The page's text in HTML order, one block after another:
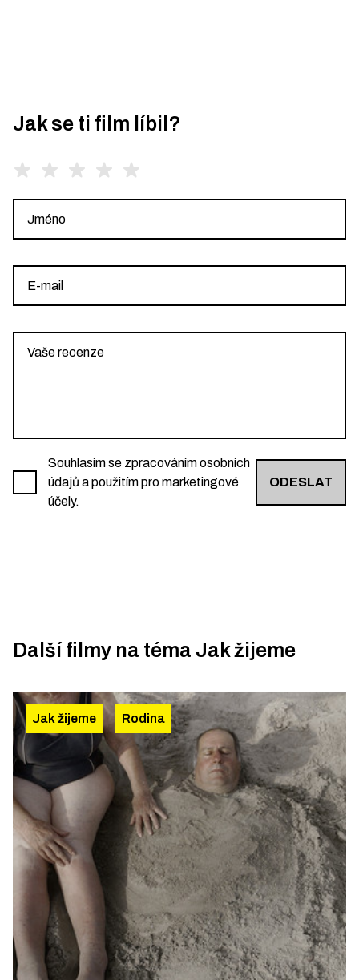
Jak se ti film líbil?
Souhlasím se zpracováním osobních
údajů a použitím pro marketingové
účely.
ODESLAT
Další filmy na téma Jak žijeme
Jak žijeme Rodina